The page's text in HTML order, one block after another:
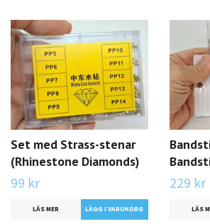
Set med Strass-stenar
(Rhinestone Diamonds)
99 kr
LÄS MER
229 kr
LÄS